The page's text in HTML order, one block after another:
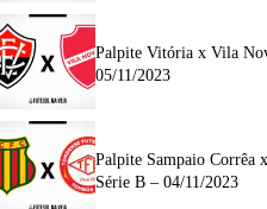
Palpite Vitória x Vila
05/11/2023
Palpite Sampaio Corrêa
Série B – 04/11/2023